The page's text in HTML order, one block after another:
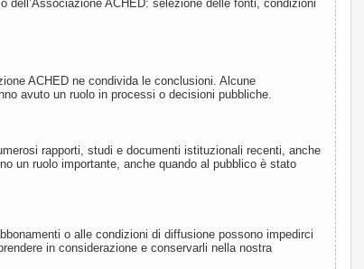
dell’Associazione ACHED: selezione delle fonti, condizioni
ACHED ne condivida le conclusioni. Alcune
avuto un ruolo in processi o decisioni pubbliche.
rapporti, studi e documenti istituzionali recenti, anche
un ruolo importante, anche quando al pubblico è stato
o alle condizioni di diffusione possono impedirci
in considerazione e conservarli nella nostra